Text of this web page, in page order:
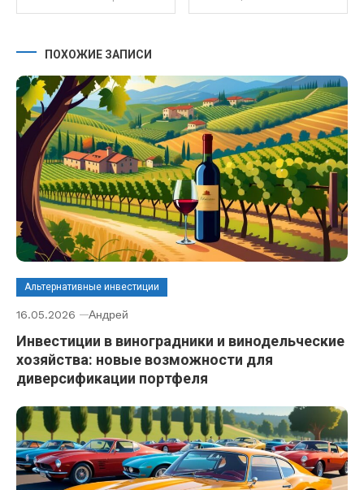
ПОХОЖИЕ ЗАПИСИ
Альтернативные инвестиции
16.05.2026 Андрей
Инвестиции в виноградники и винодельческие
хозяйства: новые возможности для
диверсификации портфеля